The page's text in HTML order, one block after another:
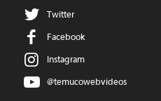
Twitter
Facebook
Instagram
@temucowebvideos